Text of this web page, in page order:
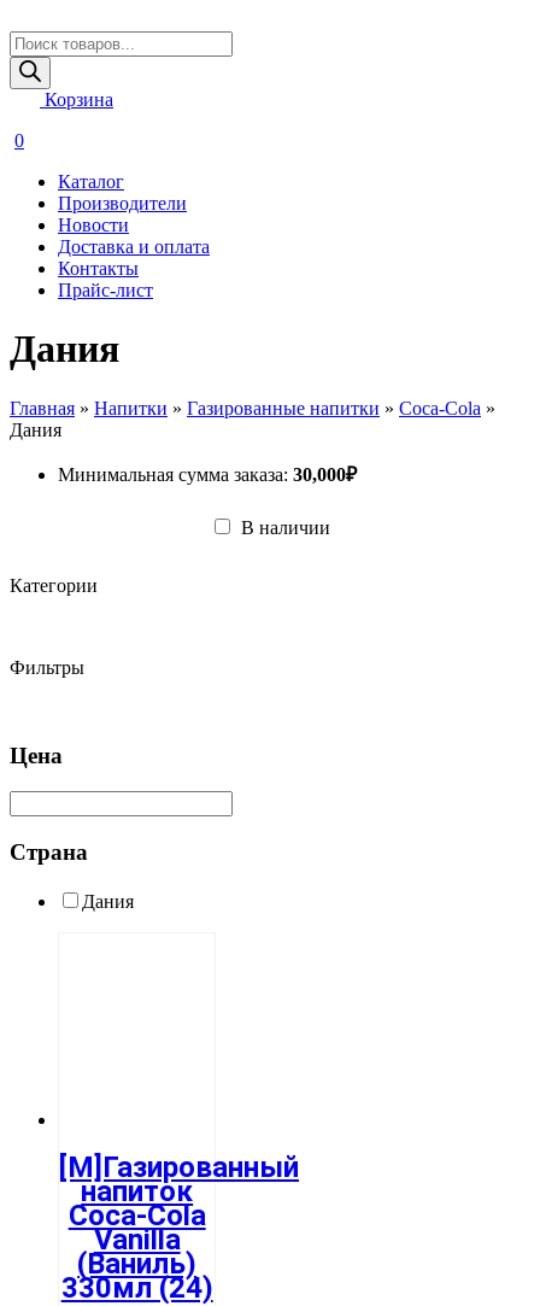
Поиск
товаров
Корзина
0
Каталог
Производители
Новости
Доставка и оплата
Контакты
Прайс-лист
Дания
Главная » Напитки » Газированные напитки » Coca-Cola »
Дания
Минимальная сумма заказа: 30,000₽
В наличии
Категории
Фильтры
Цена
Страна
Дания
[M]Газированный
напиток
Coca-Cola
Vanilla
(Ваниль)
330мл (24)